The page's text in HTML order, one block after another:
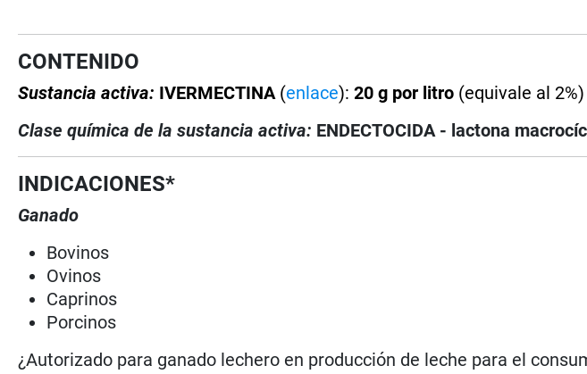
CONTENIDO
Sustancia activa: IVERMECTINA (enlace):20 g por litro (equivale al 2%)
Clase química de la sustancia activa: ENDECTOCIDA - lactona
INDICACIONES*
Ganado
Bovinos
Ovinos
Caprinos
Porcinos
¿Autorizado para ganado lechero en producción de leche para el